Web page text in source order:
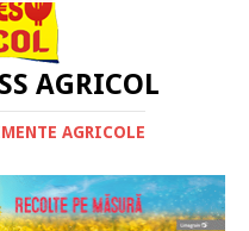
AGRICOL
AGRICOLE